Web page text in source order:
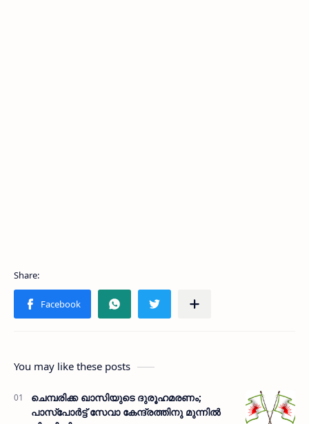
You may like these posts
ചെമ്പരിക്ക ഖാസിയുടെ ദുരൂഹമരണം;
പാസ്‌പോര്‍ട്ട് സേവാ കേന്ദ്രത്തിനു മുന്നില്‍